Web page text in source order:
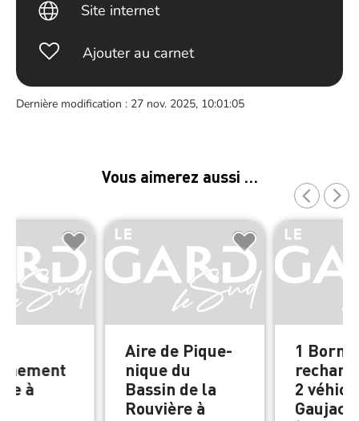
Site internet
Ajouter au carnet
Dernière modification : 27 nov. 2025, 10:01:05
Vous aimerez aussi …
à
Aire de Pique-
nique du
Bassin de la
Rouvière à
1 Borne
2
Gaujac